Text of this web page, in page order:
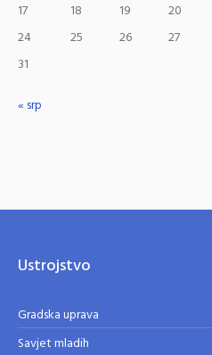
17
18 19 20
24
25 26 27
31
« srp
Ustrojstvo
Gradska uprava
Savjet mladih